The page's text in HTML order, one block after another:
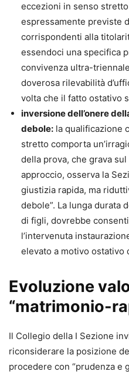
eccezioni in senso
espressamente previste
corrispondenti alla
essendoci una specifica
convivenza ultra-
doverosa rilevabilità
volta che il fatto ostativo
inversione dell’onere
debole: la qualificazione
stretto comporta
della prova, che grava
approccio, osserva la
giustizia rapida, ma
debole”. La lunga durata
di figli, dovrebbe
l’intervenuta
elevato a motivo ostativo
Evoluzione
“matrimonio-
Il Collegio della I Sezione
riconsiderare la posizione
procedere con “prudenza e